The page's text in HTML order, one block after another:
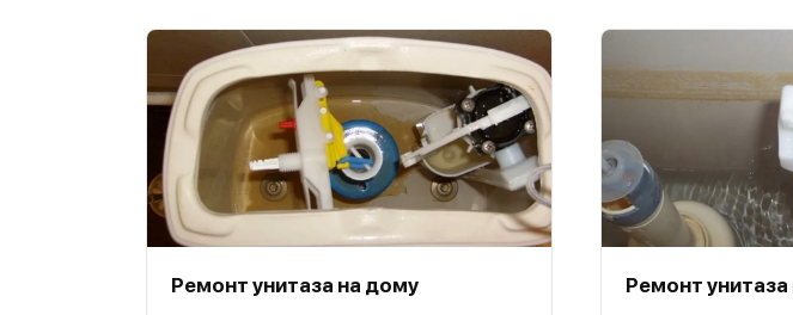
Ремонт унитаза на дому Ремонт унитаза